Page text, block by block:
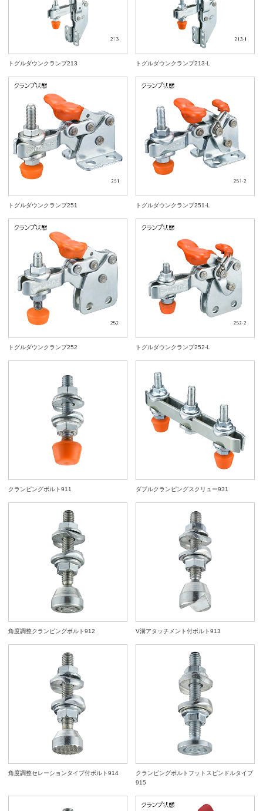
トグルダウンクランプ213 トグルダウンクランプ213-L
トグルダウンクランプ251 トグルダウンクランプ251-L
トグルダウンクランプ252 トグルダウンクランプ252-L
クランピングボルト911 ダブルクランピングスクリュー931
角度調整クランピングボルト912 V溝アタッチメント付ボルト913
角度調整セレーションタイプ付ボルト914
クランピングボルトフットスピンドルタイプ
915